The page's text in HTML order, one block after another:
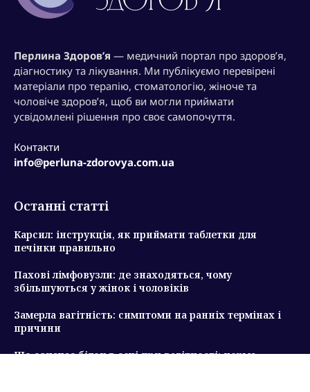
Перлина Здоров’я — медичний портал про здоров’я,
діагностику та лікування. Ми публікуємо перевірені
матеріали про терапію, стоматологію, жіноче та
чоловіче здоров’я, щоб ви могли приймати
усвідомлені рішення про своє самопочуття.
Контакти
info@perluna-zdorovya.com.ua
Останні статті
Карсил: інструкція, як приймати таблетки для
печінки правильно
Пахові лімфовузли: де знаходяться, чому
збільшуються у жінок і чоловіків
Замерла вагітність: симптоми на ранніх термінах і
причини
Що означає білок в сечі при вагітності: норма,